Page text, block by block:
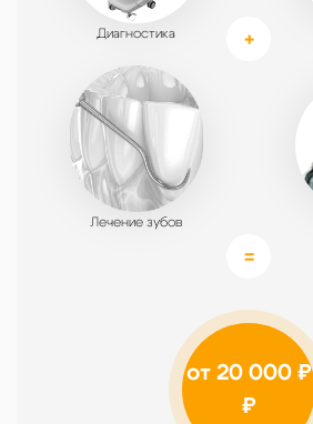
Диагностика
Лечение зубов
от 20 000 ₽
₽